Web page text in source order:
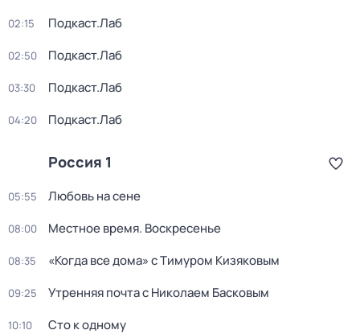
02:15 Подкаст.Лаб
02:50 Подкаст.Лаб
03:30 Подкаст.Лаб
04:20 Подкаст.Лаб
Россия 1
05:55 Любовь на сене
08:00 Местное время. Воскресенье
08:35 «Когда все дома» с Тимуром Кизяковым
09:25 Утренняя почта с Николаем Басковым
10:10 Сто к одному